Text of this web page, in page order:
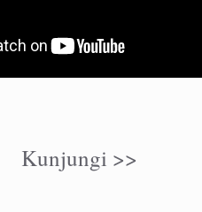
Kunjungi >>